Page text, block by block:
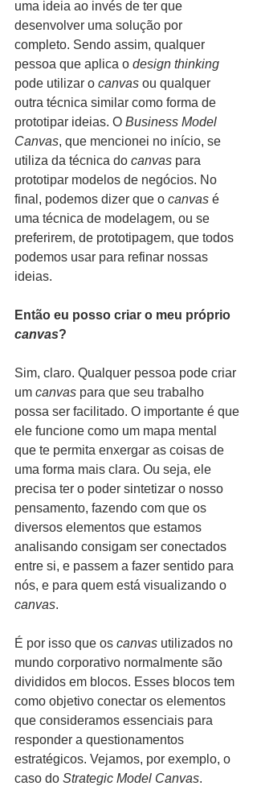
uma ideia ao invés de ter que
desenvolver uma solução por
completo. Sendo assim, qualquer
pessoa que aplica o design thinking
pode utilizar o canvas ou qualquer
outra técnica similar como forma de
prototipar ideias. O Business Model
Canvas, que mencionei no início, se
utiliza da técnica do canvas para
prototipar modelos de negócios. No
final, podemos dizer que o canvas é
uma técnica de modelagem, ou se
preferirem, de prototipagem, que todos
podemos usar para refinar nossas
ideias.
Então eu posso criar o meu próprio
canvas?
Sim, claro. Qualquer pessoa pode criar
um canvas para que seu trabalho
possa ser facilitado. O importante é que
ele funcione como um mapa mental
que te permita enxergar as coisas de
uma forma mais clara. Ou seja, ele
precisa ter o poder sintetizar o nosso
pensamento, fazendo com que os
diversos elementos que estamos
analisando consigam ser conectados
entre si, e passem a fazer sentido para
nós, e para quem está visualizando o
canvas.
É por isso que os canvas utilizados no
mundo corporativo normalmente são
divididos em blocos. Esses blocos tem
como objetivo conectar os elementos
que consideramos essenciais para
responder a questionamentos
estratégicos. Vejamos, por exemplo, o
caso do Strategic Model Canvas.